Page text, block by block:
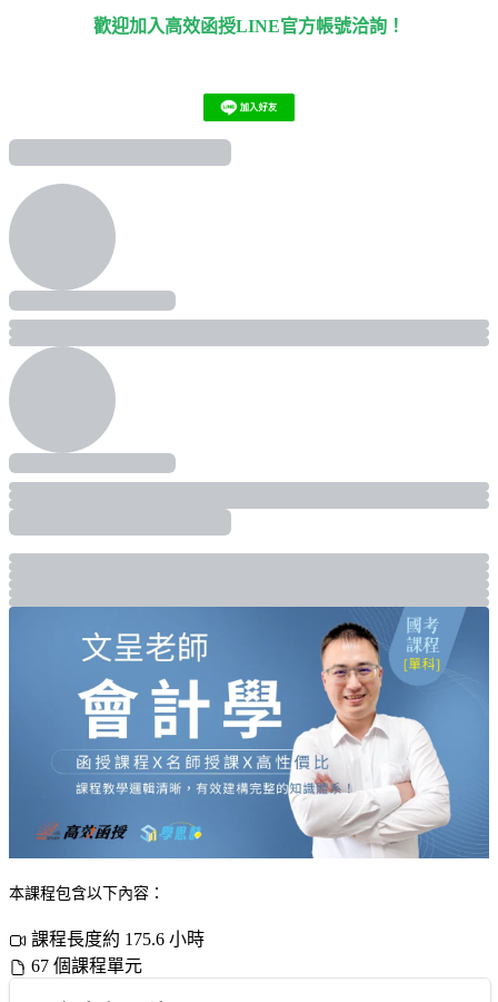
歡迎加入高效函授LINE官方帳號洽詢！
本課程包含以下內容：
課程長度約 175.6 小時
67 個課程單元